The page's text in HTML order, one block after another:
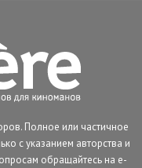
Полное или частичное
с указанием авторства и
обращайтесь на e-